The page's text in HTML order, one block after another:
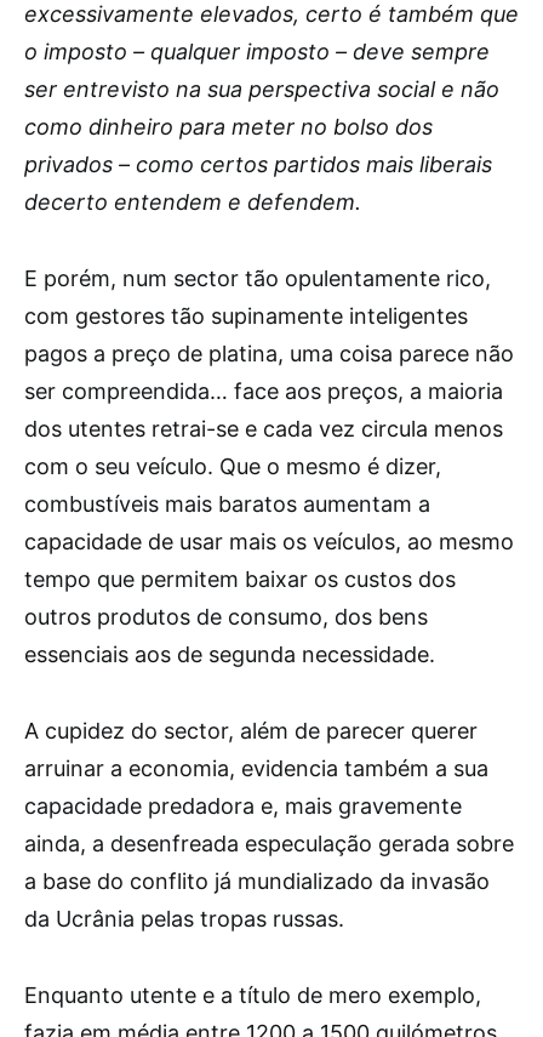
excessivamente elevados, certo é também que
o imposto – qualquer imposto – deve sempre
ser entrevisto na sua perspectiva social e não
como dinheiro para meter no bolso dos
privados – como certos partidos mais liberais
decerto entendem e defendem.
E porém, num sector tão opulentamente rico,
com gestores tão supinamente inteligentes
pagos a preço de platina, uma coisa parece não
ser compreendida… face aos preços, a maioria
dos utentes retrai-se e cada vez circula menos
com o seu veículo. Que o mesmo é dizer,
combustíveis mais baratos aumentam a
capacidade de usar mais os veículos, ao mesmo
tempo que permitem baixar os custos dos
outros produtos de consumo, dos bens
essenciais aos de segunda necessidade.
A cupidez do sector, além de parecer querer
arruinar a economia, evidencia também a sua
capacidade predadora e, mais gravemente
ainda, a desenfreada especulação gerada sobre
a base do conflito já mundializado da invasão
da Ucrânia pelas tropas russas.
Enquanto utente e a título de mero exemplo,